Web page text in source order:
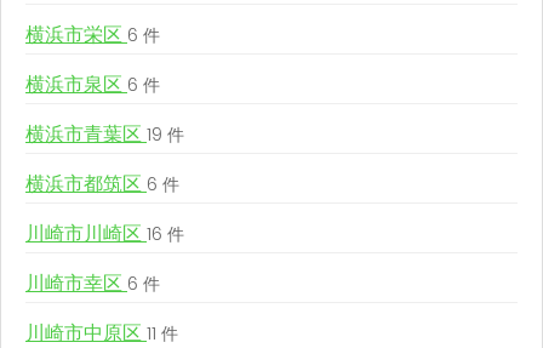
横浜市栄区 6 件
横浜市泉区 6 件
横浜市青葉区 19 件
横浜市都筑区 6 件
川崎市川崎区 16 件
川崎市幸区 6 件
川崎市中原区 11 件